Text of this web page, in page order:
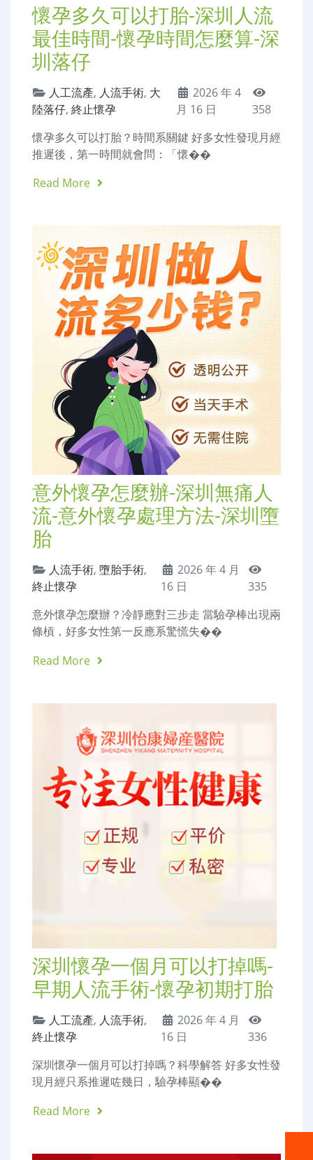
懷孕多久可以打胎-深圳人流
最佳時間-懷孕時間怎麼算-深
圳落仔
人工流產, 人流手術, 大
陸落仔, 終止懷孕
2026 年 4
月 16 日
358
懷孕多久可以打胎？時間系關鍵 好多女性發現月經
推遲後，第一時間就會問：「懷��
Read More
意外懷孕怎麼辦-深圳無痛人
流-意外懷孕處理方法-深圳墮
胎
人流手術, 墮胎手術,
終止懷孕
2026 年 4 月
16 日
335
意外懷孕怎麼辦？冷靜應對三步走 當驗孕棒出現兩
條槓，好多女性第一反應系驚慌失��
Read More
深圳懷孕一個月可以打掉嗎-
早期人流手術-懷孕初期打胎
人工流產, 人流手術,
終止懷孕
2026 年 4 月
16 日
336
深圳懷孕一個月可以打掉嗎？科學解答 好多女性發
現月經只系推遲咗幾日，驗孕棒顯��
Read More